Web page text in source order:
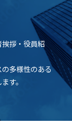
拶・役員紹
多様性のある
す。